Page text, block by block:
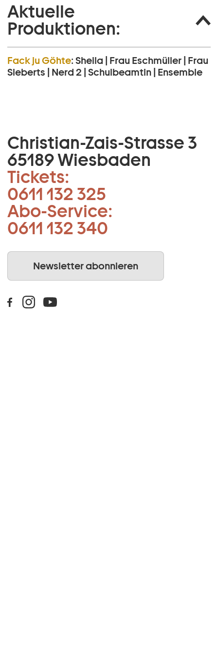
Aktuelle
Produktionen:
Fack ju Göhte: Sheila | Frau Eschmüller | Frau
Sieberts | Nerd 2 | Schulbeamtin | Ensemble
Christian-Zais-Strasse 3
65189 Wiesbaden
Tickets:
0611 132 325
Abo-Service:
0611 132 340
Newsletter abonnieren